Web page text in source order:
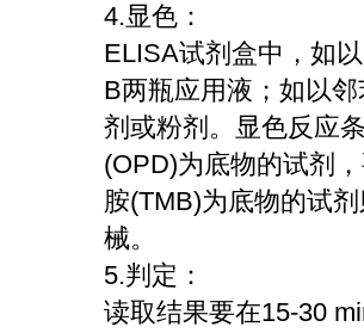
4.显色：
ELISA试剂盒中，如
B两瓶应用液；如以
剂或粉剂。显色反应
(OPD)为底物的试剂
胺(TMB)为底物的试
械。
5.判定：
读取结果要在15-30